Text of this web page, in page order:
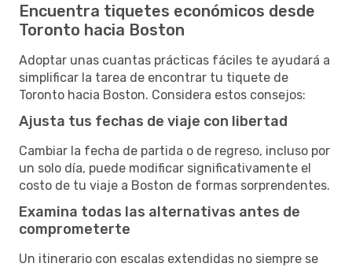
Encuentra tiquetes económicos desde
Toronto hacia Boston
Adoptar unas cuantas prácticas fáciles te ayudará a
simplificar la tarea de encontrar tu tiquete de
Toronto hacia Boston. Considera estos consejos:
Ajusta tus fechas de viaje con libertad
Cambiar la fecha de partida o de regreso, incluso por
un solo día, puede modificar significativamente el
costo de tu viaje a Boston de formas sorprendentes.
Examina todas las alternativas antes de
comprometerte
Un itinerario con escalas extendidas no siempre se